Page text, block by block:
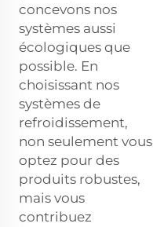
concevons nos
systèmes aussi
écologiques que
possible. En
choisissant nos
systèmes de
refroidissement,
non seulement vous
optez pour des
produits robustes,
mais vous
contribuez